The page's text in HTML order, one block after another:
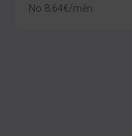
No 8.64€/mēn.